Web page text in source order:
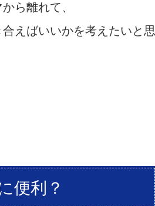
ら離れて、
えばいいかを考えたいと思
便利？